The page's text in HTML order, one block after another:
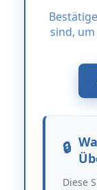
sind,
Diese